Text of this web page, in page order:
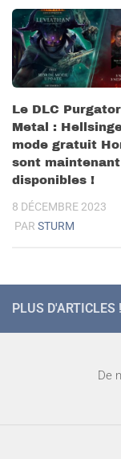
Le DLC
Metal :
mode gratuit
sont maintenant
disponibles !
8 DÉCEMBRE 2023
PAR STURM
PLUS D'ARTICLES !
De